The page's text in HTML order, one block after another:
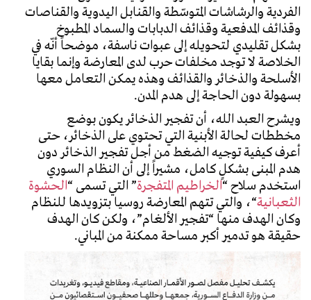
الفردية والرشاشات المتوسّطة والقنابل اليدوية والقناصات
وقذائف المدفعية وقذائف الدبابات والسماد المطبوخ
بشكل تقليدي لتحويله إلى عبوات ناسفة، موضحاً أنّه في
الخلاصة لا توجد مخلفات حرب لدى المعارضة وإنما بقايا
الأسلحة والذخائر والقذائف وهذه يمكن التعامل معها
بسهولة دون الحاجة إلى هدم المدن.
ويشرح العبد الله، أن تفجير الذخائر يكون بوضع
مخططات لحالة الأبنية التي تحتوي على الذخائر، حتى
أعرف كيفية توجيه الضغط من أجل تفجير الذخائر دون
هدم المبنى بشكلٍ كامل، مشيراً إلى أن النظام السوري
استخدم سلاح “الخراطيم المتفجرة” التي تسمى “الحشوة
الثعبانية“، والتي تتهم المعارضة روسيا بتزويدها للنظام
وكان الهدف منها “تفجير الألغام”، ولكن كان الهدف
حقيقة هو تدمير أكبر مساحة ممكنة من المباني.